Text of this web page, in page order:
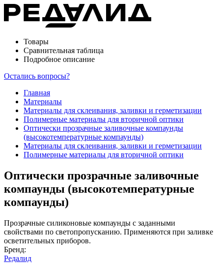
Товары
Сравнительная таблица
Подробное описание
Остались вопросы?
Главная
Материалы
Материалы для склеивания, заливки и герметизации
Полимерные материалы для вторичной оптики
Оптически прозрачные заливочные компаунды
(высокотемпературные компаунды)
Материалы для склеивания, заливки и герметизации
Полимерные материалы для вторичной оптики
Оптически прозрачные заливочные
компаунды (высокотемпературные
компаунды)
Прозрачные силиконовые компаунды с заданными
свойствами по светопропусканию. Применяются при заливке
осветительных приборов.
Бренд:
Редалид